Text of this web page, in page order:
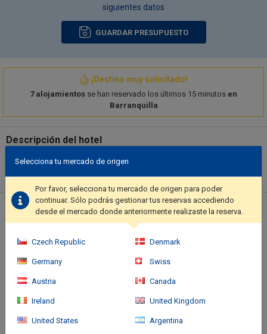
siguientes datos
GUARDAR PRESUPUESTO
¡Destino muy solicitado!
7 alojamientos se han reservado los últimos 15 minutos en
Barranquilla
Descripción del hotel
Take in the views from a terrace and a garden and make use of
amenities such as complimentary wireless internet access.
babysitting (surcharge).. Featured amenities include a business
center, express check-in, and express check-out. A roundtrip
and free self parking is available onsite..
Ubicación del hotel
Selecciona tu mercado de origen
Por favor, selecciona tu mercado de origen para poder
continuar. Sólo podrás gestionar tus reservas accediendo
desde el mercado donde anteriormente realizaste la reserva.
Czech Republic Denmark
Germany Swiss
Austria Canada
Ireland United Kingdom
United States Argentina